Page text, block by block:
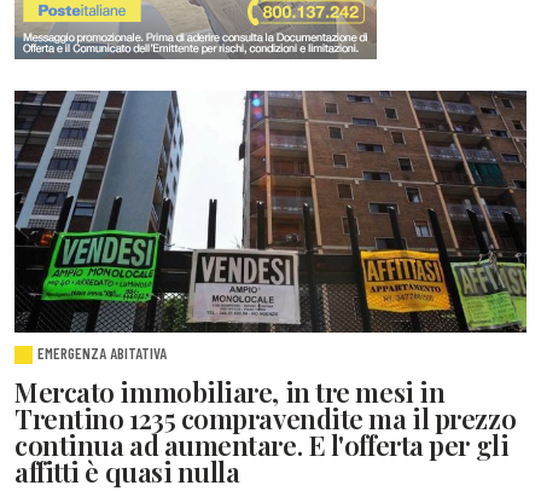
EMERGENZA ABITATIVA
Mercato immobiliare, in tre mesi in
Trentino 1235 compravendite ma il prezzo
continua ad aumentare. E l'offerta per gli
affitti è quasi nulla